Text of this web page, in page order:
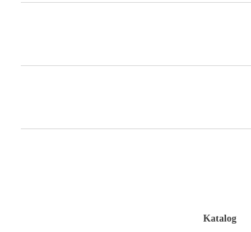
Katalog